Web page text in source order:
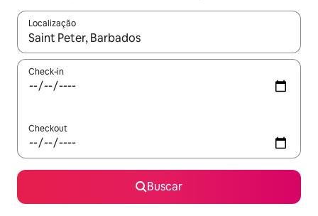
Localização
Quando os resultados estiverem disponíveis, explore-os
Check-in
Checkout
Buscar